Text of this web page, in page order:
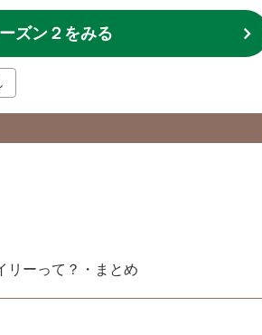
ズン２をみる
リーって？・まとめ